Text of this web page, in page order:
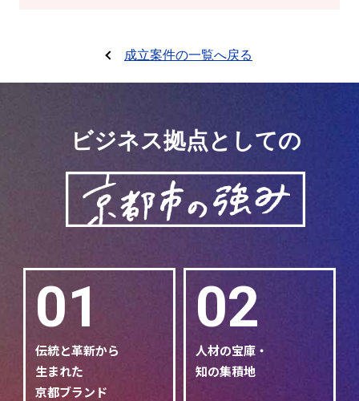
成立案件の一覧へ戻る
ビジネス拠点としての
01
伝統と革新から
生まれた
京都ブランド
02
人材の宝庫・
知の集積地